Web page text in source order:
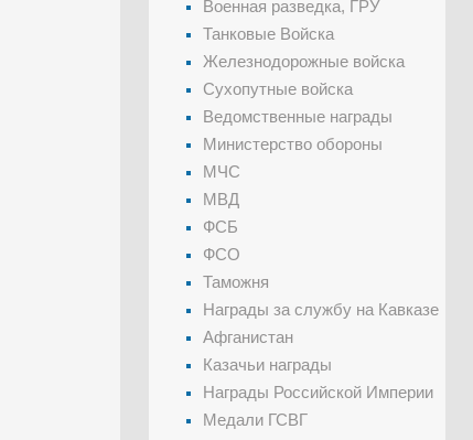
Военная разведка, ГРУ
Танковые Войска
Железнодорожные войска
Сухопутные войска
Ведомственные награды
Министерство обороны
МЧС
МВД
ФСБ
ФСО
Таможня
Награды за службу на Кавказе
Афганистан
Казачьи награды
Награды Российской Империи
Медали ГСВГ